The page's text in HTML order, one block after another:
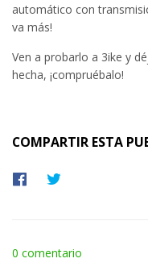
automático con
va más!
Ven a probarlo a 3ike y
hecha, ¡compruébalo!
COMPARTIR ESTA
Compartir
0 comentario